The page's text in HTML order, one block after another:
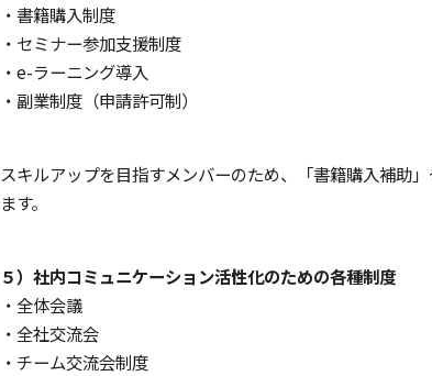
・書籍購入制度
・セミナー参加支援制度
・e-ラーニング導入
・副業制度（申請許可制）
スキルアップを目指すメンバーのため、「書籍購入補助
ます。
５）社内コミュニケーション活性化のための各種制度
・全体会議
・全社交流会
・チーム交流会制度